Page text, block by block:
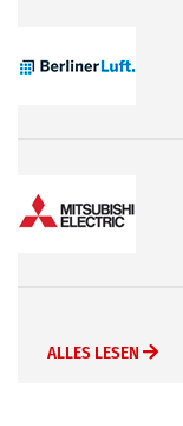
ALLES LESEN